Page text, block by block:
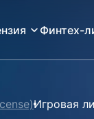
Финтех-
Игровая